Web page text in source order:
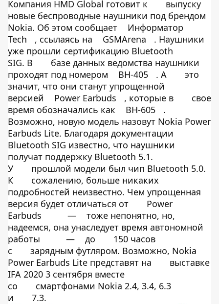
Компания HMD Global готовит к
выпуску
новые беспроводные наушники под брендом
Nokia. Об этом сообщает
Информатор
Tech
, ссылаясь на GSMArena
. Наушники
уже прошли сертификацию Bluetooth
SIG. В
базе данных ведомства наушники
проходят под номером
BH-405 . А
это
значит, что они станут упрощенной
версией
Power Earbuds , которые в
свое
время обозначались как
BH-605
.
Возможно, новую модель назовут Nokia Power
Earbuds Lite. Благодаря документации
Bluetooth SIG известно, что наушники
получат поддержку Bluetooth 5.1.
У
прошлой модели был чип Bluetooth 5.0.
К
сожалению, больше никаких
подробностей неизвестно. Чем упрощенная
версия будет отличаться от
Power
Earbuds
—
тоже непонятно, но,
надеемся, она унаследует время автономной
работы
— до
150 часов
с
зарядным футляром. Возможно, Nokia
Power Earbuds Lite представят на
выставке
IFA 2020 3 сентября вместе
со
смартфонами Nokia 2.4, 3.4, 6.3
и
7.3.